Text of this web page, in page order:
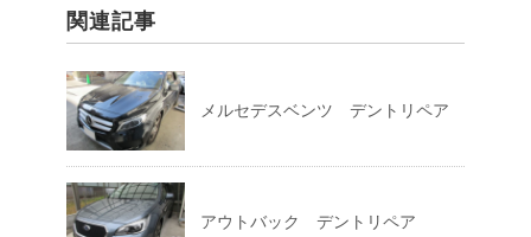
関連記事
メルセデスベンツ デントリペア
アウトバック デントリペア